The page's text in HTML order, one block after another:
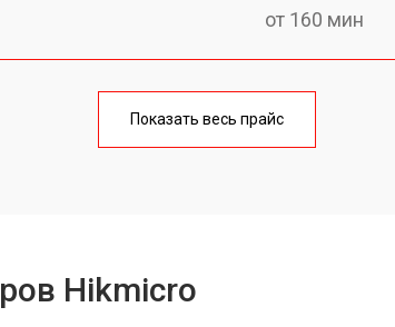
от 160 мин
от 60 мин
Показать весь прайс
Hikmicro